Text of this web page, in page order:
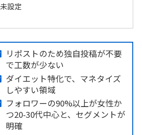
未設定
リポストのため独自投稿が不要
で工数が少ない
ダイエット特化で、マネタイズ
しやすい領域
フォロワーの90%以上が女性か
つ20-30代中心と、セグメントが
明確